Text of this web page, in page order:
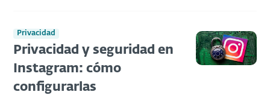
Privacidad
Privacidad y seguridad en
Instagram: cómo
configurarlas